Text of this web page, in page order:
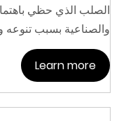
الصلب الذي حظي
والصناعية بسبب تنوعه
Learn more